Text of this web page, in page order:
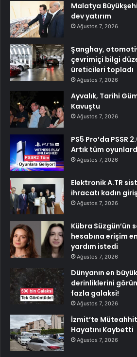
Malatya
dev yatırım
Ağustos 7, 2026
Şanghay,
çevrimiçi bilgi
üreticileri topladı
Ağustos 7, 2026
Ayvalık, Tarihi
Kavuştu
Ağustos 7, 2026
PS5 Pro’da PSSR
Artık tüm
Ağustos 7, 2026
Elektronik A.TR
ihracatı kadın
Ağustos 7, 2026
Kübra Süzgün’ün
hesabına erişim
yardım istedi
Ağustos 7, 2026
Dünyanın en
derinliklerini
fazla galaksi!
Ağustos 7, 2026
İzmit’te
Hayatını Kaybetti
Ağustos 7, 2026